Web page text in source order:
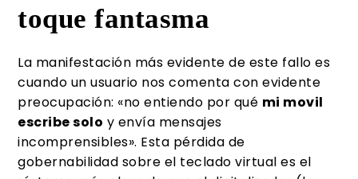
toque fantasma
La manifestación más evidente de este fallo es
cuando un usuario nos comenta con evidente
preocupación: «no entiendo por qué mi movil
escribe solo y envía mensajes
incomprensibles». Esta pérdida de
gobernabilidad sobre el teclado virtual es el